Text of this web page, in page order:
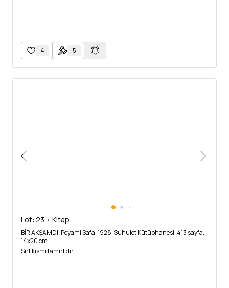
4 5
Lot: 23 > Kitap
BİR AKŞAMDI, Peyami Safa, 1928, Suhulet Kütüphanesi, 413 sayfa,
14x20 cm...
Sırt kısmı tamirlidir.